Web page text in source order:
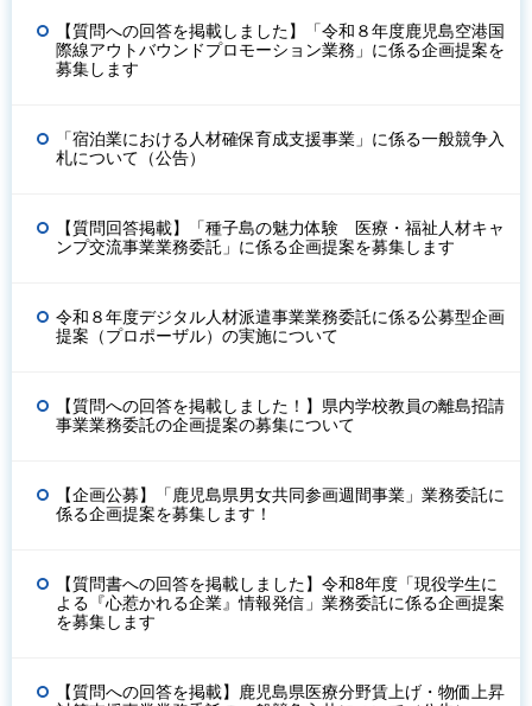
【質問への回答を掲載しました】「令和８年度鹿児島空港国
際線アウトバウンドプロモーション業務」に係る企画提案を
募集します
「宿泊業における人材確保育成支援事業」に係る一般競争入
札について（公告）
【質問回答掲載】「種子島の魅力体験 医療・福祉人材キャ
ンプ交流事業業務委託」に係る企画提案を募集します
令和８年度デジタル人材派遣事業業務委託に係る公募型企画
提案（プロポーザル）の実施について
【質問への回答を掲載しました！】県内学校教員の離島招請
事業業務委託の企画提案の募集について
【企画公募】「鹿児島県男女共同参画週間事業」業務委託に
係る企画提案を募集します！
【質問書への回答を掲載しました】令和8年度「現役学生に
よる『心惹かれる企業』情報発信」業務委託に係る企画提案
を募集します
【質問への回答を掲載】鹿児島県医療分野賃上げ・物価上昇